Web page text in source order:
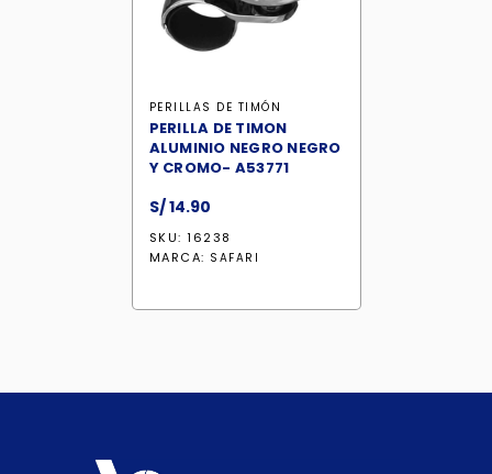
PERILLAS DE TIMÓN
PERILLA DE TIMON
ALUMINIO NEGRO NEGRO
Y CROMO- A53771
S/14.90
SKU: 16238
MARCA: SAFARI